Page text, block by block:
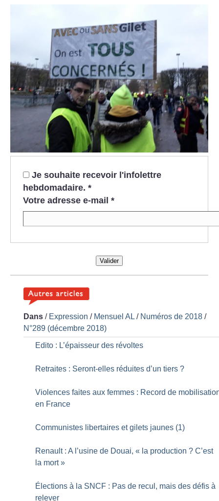
Je souhaite recevoir l'infolettre
hebdomadaire. *
Votre adresse e-mail *
Valider
Dans / Expression / Mensuel AL / Numéros de 2018 /
N°289 (décembre 2018)
Edito : L’épaisseur des révoltes
Retraites : Seront-elles réduites d’un tiers ?
Violences faites aux femmes : Record de
en France
Communistes libertaires et gilets jaunes (1)
Renault : A l’usine de Douai, « la production ? C’est
la mort »
Élections à la SNCF : Pas de recul, mais des défis à
relever